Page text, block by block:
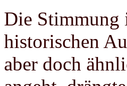
Die Stimmung
historischen
aber doch